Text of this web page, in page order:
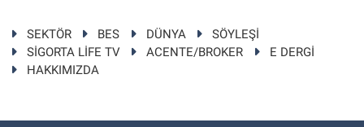
SEKTÖR BES DÜNYA
SÖYLEŞİ
SİGORTA LİFE TV
ACENTE/BROKER
E DERGİ
HAKKIMIZDA